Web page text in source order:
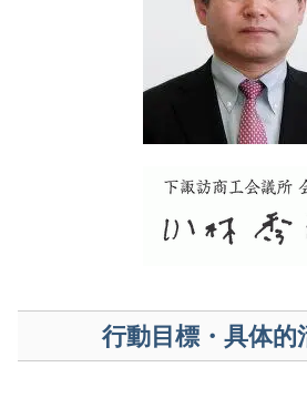
行動目標・具体的